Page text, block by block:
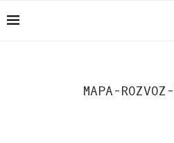
MAPA-